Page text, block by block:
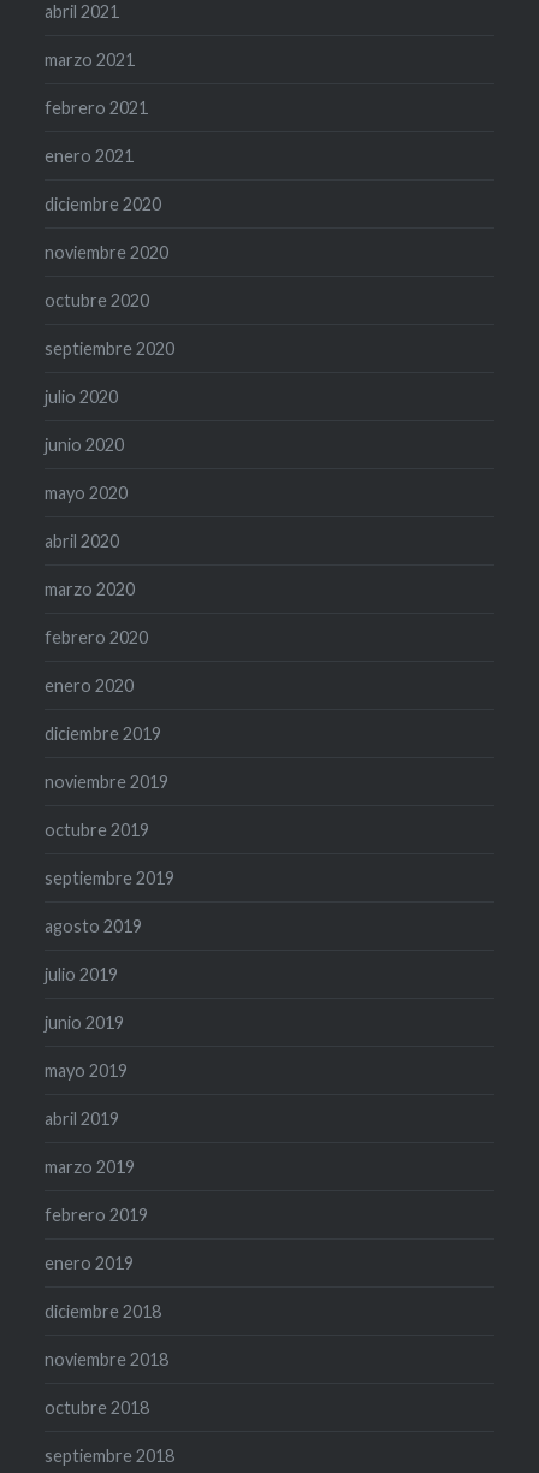
abril 2021
marzo 2021
febrero 2021
enero 2021
diciembre 2020
noviembre 2020
octubre 2020
septiembre 2020
julio 2020
junio 2020
mayo 2020
abril 2020
marzo 2020
febrero 2020
enero 2020
diciembre 2019
noviembre 2019
octubre 2019
septiembre 2019
agosto 2019
julio 2019
junio 2019
mayo 2019
abril 2019
marzo 2019
febrero 2019
enero 2019
diciembre 2018
noviembre 2018
octubre 2018
septiembre 2018